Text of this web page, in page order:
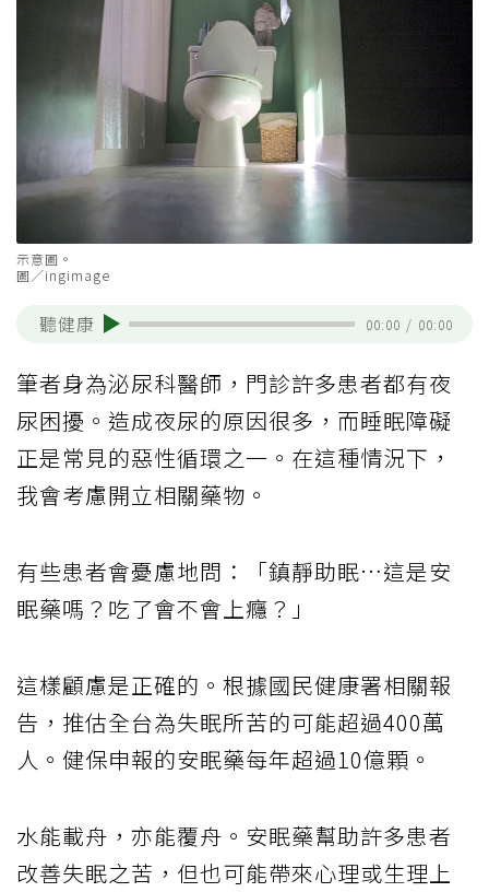
示意圖。
圖／ingimage
聽健康 00:00 / 00:00
筆者身為泌尿科醫師，門診許多患者都有夜
尿困擾。造成夜尿的原因很多，而睡眠障礙
正是常見的惡性循環之一。在這種情況下，
我會考慮開立相關藥物。
有些患者會憂慮地問：「鎮靜助眠…這是安
眠藥嗎？吃了會不會上癮？」
這樣顧慮是正確的。根據國民健康署相關報
告，推估全台為失眠所苦的可能超過400萬
人。健保申報的安眠藥每年超過10億顆。
水能載舟，亦能覆舟。安眠藥幫助許多患者
改善失眠之苦，但也可能帶來心理或生理上